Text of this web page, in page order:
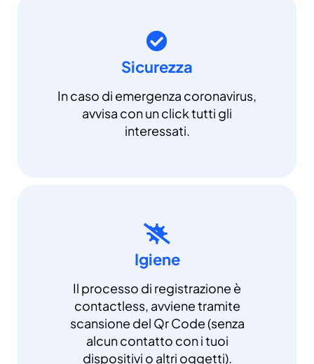
Sicurezza
In caso di emergenza coronavirus,
avvisa con un click tutti gli
interessati.
Igiene
Il processo di registrazione è
contactless, avviene tramite
scansione del Qr Code (senza
alcun contatto con i tuoi
dispositivi o altri oggetti).